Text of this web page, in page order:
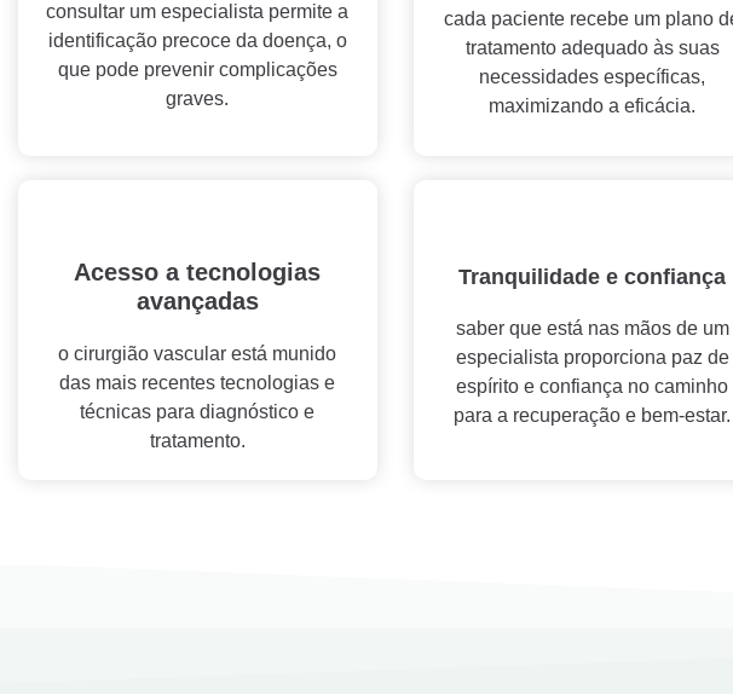
consultar um especialista permite a
identificação precoce da doença, o
que pode prevenir complicações
graves.
cada paciente recebe um plano
tratamento adequado às suas
necessidades específicas,
maximizando a eficácia.
Acesso a tecnologias
avançadas
o cirurgião vascular está munido
das mais recentes tecnologias e
técnicas para diagnóstico e
tratamento.
Tranquilidade e confiança
saber que está nas mãos de um
especialista proporciona paz de
espírito e confiança no caminho
para a recuperação e bem-estar.